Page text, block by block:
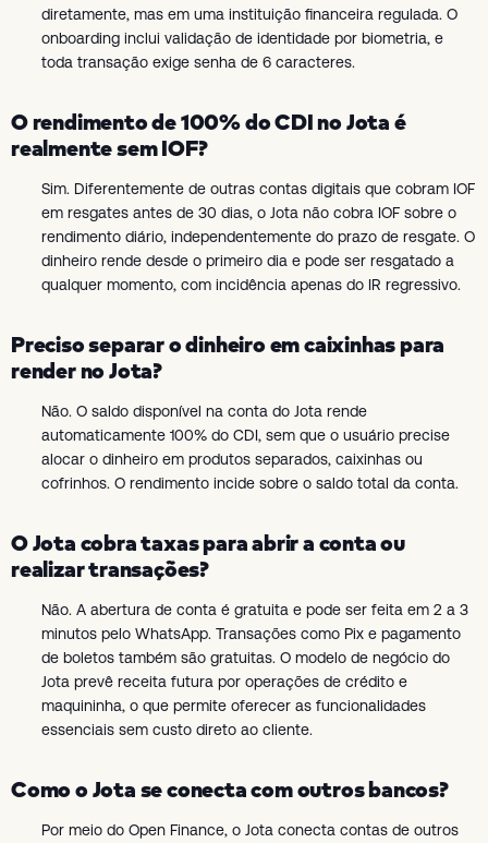
diretamente, mas em uma instituição financeira regulada. O
onboarding inclui validação de identidade por biometria, e
toda transação exige senha de 6 caracteres.
O rendimento de 100% do CDI no Jota é
realmente sem IOF?
Sim. Diferentemente de outras contas digitais que cobram IOF
em resgates antes de 30 dias, o Jota não cobra IOF sobre o
rendimento diário, independentemente do prazo de resgate. O
dinheiro rende desde o primeiro dia e pode ser resgatado a
qualquer momento, com incidência apenas do IR regressivo.
Preciso separar o dinheiro em caixinhas para
render no Jota?
Não. O saldo disponível na conta do Jota rende
automaticamente 100% do CDI, sem que o usuário precise
alocar o dinheiro em produtos separados, caixinhas ou
cofrinhos. O rendimento incide sobre o saldo total da conta.
O Jota cobra taxas para abrir a conta ou
realizar transações?
Não. A abertura de conta é gratuita e pode ser feita em 2 a 3
minutos pelo WhatsApp. Transações como Pix e pagamento
de boletos também são gratuitas. O modelo de negócio do
Jota prevê receita futura por operações de crédito e
maquininha, o que permite oferecer as funcionalidades
essenciais sem custo direto ao cliente.
Como o Jota se conecta com outros bancos?
Por meio do Open Finance, o Jota conecta contas de outros